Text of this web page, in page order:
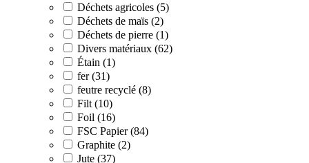
Déchets agricoles (5)
Déchets de maïs (2)
Déchets de pierre (1)
Divers matériaux (62)
Étain (1)
fer (31)
feutre recyclé (8)
Filt (10)
Foil (16)
FSC Papier (84)
Graphite (2)
Jute (37)